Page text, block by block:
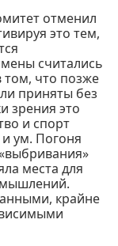
отменил
это тем,
считались
том, что позже
приняты без
зрения это
и спорт
ум. Погоня
места для
крайне